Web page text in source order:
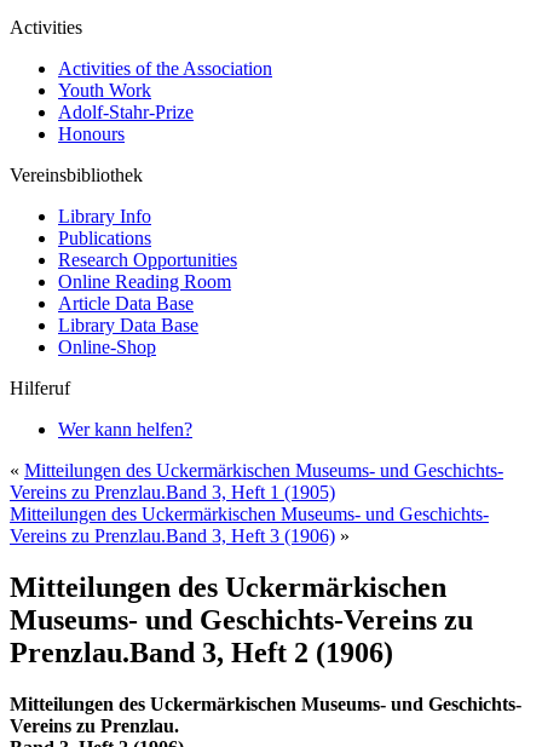
Activities
Activities of the Association
Youth Work
Adolf-Stahr-Prize
Honours
Vereinsbibliothek
Library Info
Publications
Research Opportunities
Online Reading Room
Article Data Base
Library Data Base
Online-Shop
Hilferuf
Wer kann helfen?
« Mitteilungen des Uckermärkischen Museums- und Geschichts-
Vereins zu Prenzlau.Band 3, Heft 1 (1905)
Mitteilungen des Uckermärkischen Museums- und Geschichts-
Vereins zu Prenzlau.Band 3, Heft 3 (1906) »
Mitteilungen des Uckermärkischen
Museums- und Geschichts-Vereins zu
Prenzlau.Band 3, Heft 2 (1906)
Mitteilungen des Uckermärkischen Museums- und Geschichts-
Vereins zu Prenzlau.